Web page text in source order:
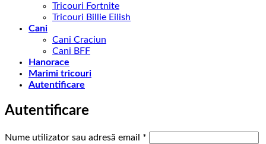
Tricouri Fortnite
Tricouri Billie Eilish
Cani
Cani Craciun
Cani BFF
Hanorace
Marimi tricouri
Autentificare
Autentificare
Nume utilizator sau adresă email *